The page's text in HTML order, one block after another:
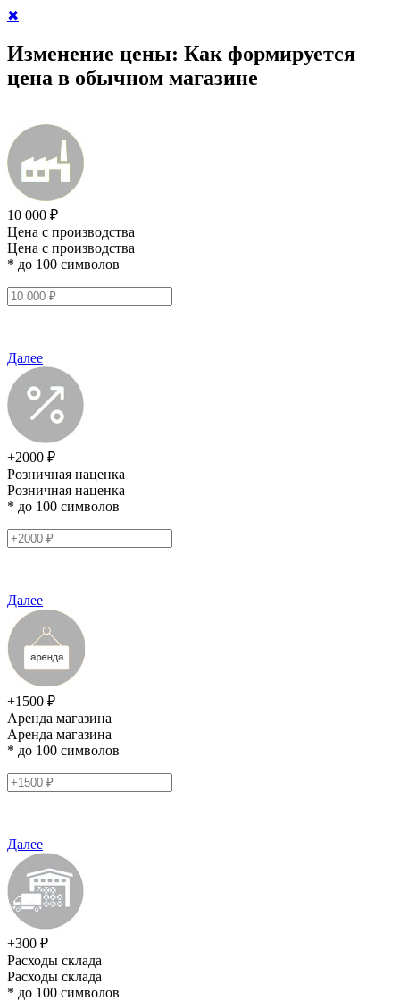
✖
Изменение цены: Как формируется
цена в обычном магазине
10 000 ₽
Цена с производства
Цена с производства
* до 100 символов
Далее
+2000 ₽
Розничная наценка
Розничная наценка
* до 100 символов
Далее
+1500 ₽
Аренда магазина
Аренда магазина
* до 100 символов
Далее
+300 ₽
Расходы склада
Расходы склада
* до 100 символов